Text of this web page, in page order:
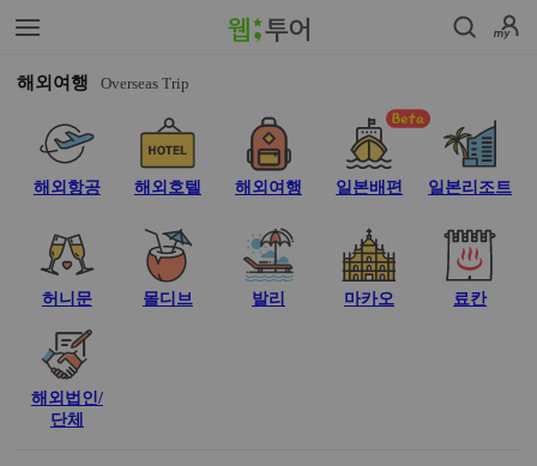
해외여행 Overseas Trip
해외항공 해외호텔 해외여행 일본배편 일본리조트
허니문 몰디브 발리 마카오 료칸
해외법인/
단체